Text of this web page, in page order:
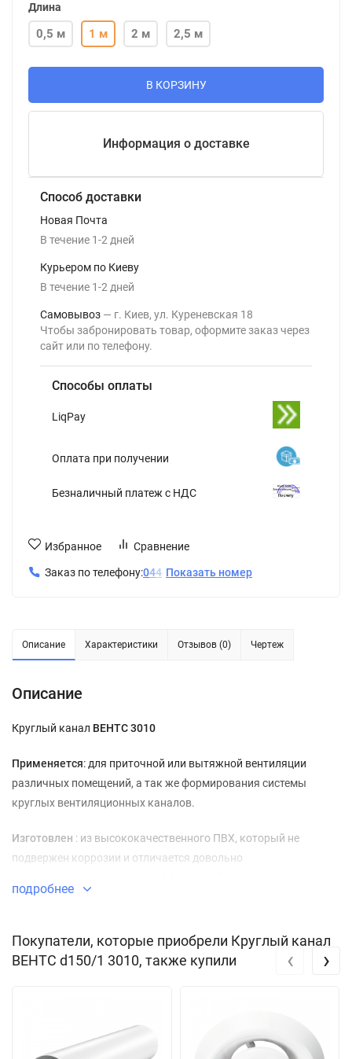
Длина
0,5 м 1 м 2 м 2,5 м
В КОРЗИНУ
Информация о доставке
Способ доставки
Новая Почта
В течение 1-2 дней
Курьером по Киеву
В течение 1-2 дней
Самовывоз
г. Киев, ул. Куреневская 18
Чтобы забронировать товар, оформите заказ через
сайт или по телефону.
Способы оплаты
LiqPay
Оплата при получении
Безналичный платеж с НДС
Избранное Сравнение
Заказ по телефону:044 Показать номер
Описание Характеристики Отзывов (0) Чертеж
Описание
Круглый канал ВЕНТС 3010
Применяется: для приточной или вытяжной вентиляции
различных помещений, а так же формирования cистемы
круглых вентиляционных каналов.
Изготовлен : из высококачественного ПВХ, который не
подвержен коррозии и отличается довольно
соединяются между собой при помощи
соединителей соответствующих диаметров. В целях
повышения изоляционных свойств изделия в его конструкции
подробнее
Покупатели, которые приобрели Круглый канал
ВЕНТС d150/1 3010, также купили
‹ ›